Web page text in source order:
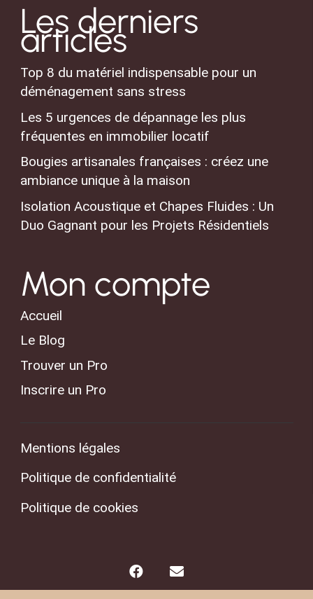
Les derniers
articles
Top 8 du matériel indispensable pour un
déménagement sans stress
Les 5 urgences de dépannage les plus
fréquentes en immobilier locatif
Bougies artisanales françaises : créez une
ambiance unique à la maison
Isolation Acoustique et Chapes Fluides : Un
Duo Gagnant pour les Projets Résidentiels
Mon compte
Accueil
Le Blog
Trouver un Pro
Inscrire un Pro
Mentions légales
Politique de confidentialité
Politique de cookies